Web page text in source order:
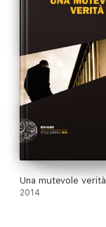
Una mutevole verità
2014